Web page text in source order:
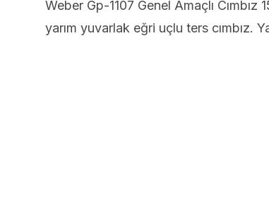
Weber Gp-1107 Genel Amaçlı
yarım yuvarlak eğri uçlu ters cımbız.